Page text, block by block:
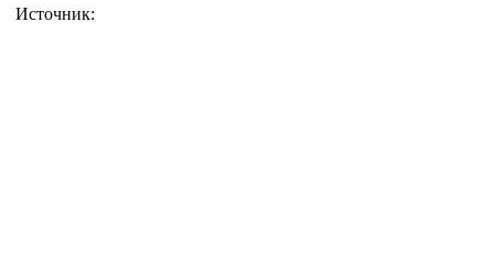
Источник: